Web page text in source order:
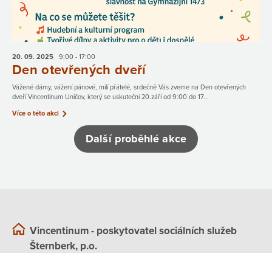
20. 09. 2025 9:00 - 17:00
Den otevřených dveří
Vážené dámy, vážení pánové, milí přátelé, srdečně Vás zveme na Den otevřených
dveří Vincentinum Uničov, který se uskuteční 20.září od 9:00 do 17...
Více o této akci
Další proběhlé akce
Vincentinum - poskytovatel sociálních služeb
Šternberk, p.o.